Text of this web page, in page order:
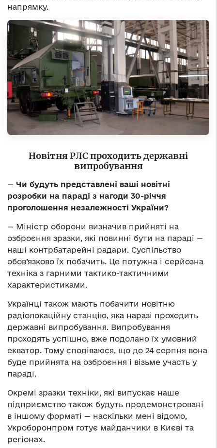
напрямку.
Новітня РЛС проходить державні
випробування
— Чи будуть представлені ваші новітні
розробки на параді з нагоди 30-річчя
проголошення незалежності України?
— Міністр оборони визначив прийняті на
озброєння зразки, які повинні бути на параді —
наші контрбатарейні радари. Суспільство
обов’язково їх побачить. Це потужна і серйозна
техніка з гарними тактико-тактичними
характеристиками.
Українці також мають побачити новітню
радіолокаційну станцію, яка наразі проходить
державні випробування. Випробування
проходять успішно, вже подолано їх умовний
екватор. Тому сподіваюся, що до 24 серпня вона
буде прийнята на озброєння і візьме участь у
параді.
Окремі зразки техніки, які випускає наше
підприємство також будуть продемонстровані
в іншому форматі — наскільки мені відомо,
Укроборонпром готує майданчики в Києві та
регіонах.